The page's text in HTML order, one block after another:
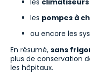
les pompes à
ou encore les
En résumé, sans
plus de conservation
les hôpitaux.